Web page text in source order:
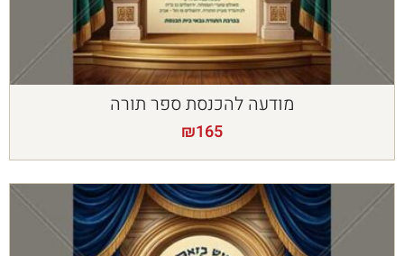
מודעה להכנסת ספר תורה
₪165